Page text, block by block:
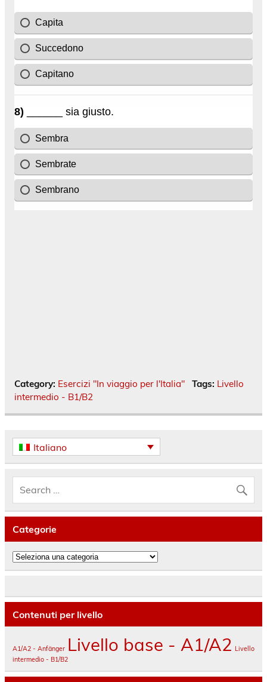
Category: Esercizi "In viaggio per l'Italia" Tags: Livello
intermedio - B1/B2
Italiano
Categorie
Categorie
Contenuti per livello
A1/A2 - Anfänger Livello base - A1/A2 Livello
intermedio - B1/B2